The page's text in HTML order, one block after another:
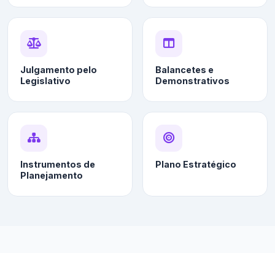
Julgamento pelo
Legislativo
Balancetes e
Demonstrativos
Instrumentos de
Planejamento
Plano Estratégico